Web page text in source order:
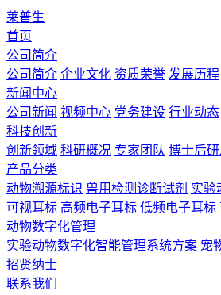
莱普生
首页
公司简介
公司简介 企业文化 资质荣誉 发展历程
新闻中心
公司新闻 视频中心 党务建设 行业动态
科技创新
创新领域 科研概况 专家团队 博士后
产品分类
动物溯源标识 兽用检测诊断试剂 实验
可视耳标 高频电子耳标 低频电子耳标
动物数字化管理
实验动物数字化智能管理系统方案 宠
招贤纳士
联系我们